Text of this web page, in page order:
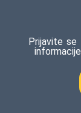
Prijavite